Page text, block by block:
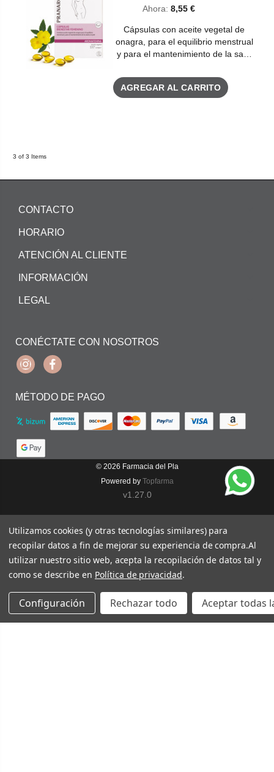
Ahora: 8,55 €
Cápsulas con aceite vegetal de
onagra, para el equilibrio menstrual
y para el mantenimiento de la sa…
AGREGAR AL CARRITO
3 of 3 Items
CONTACTO
HORARIO
ATENCIÓN AL CLIENTE
INFORMACIÓN
LEGAL
CONÉCTATE CON NOSOTROS
InstagramFacebook
MÉTODO DE PAGO
© 2026 Farmacia del Pla
Powered by Topfarma
v1.27.0
Utilizamos cookies (y otras tecnologías similares) para
recopilar datos a fin de mejorar su experiencia de compra.Al
utilizar nuestro sitio web, acepta la recopilación de datos tal y
como se describe en Política de privacidad.
Configuración Rechazar todo Aceptar todas